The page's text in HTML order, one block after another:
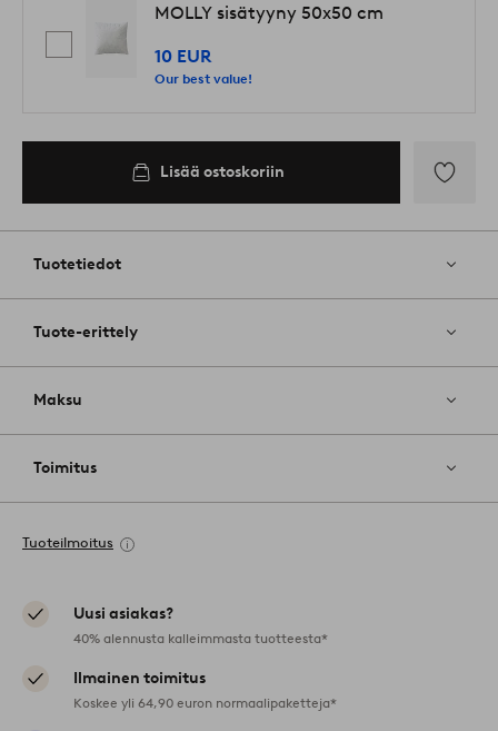
MOLLY sisätyyny 50x50 cm
10 EUR
Our best value!
Lisää ostoskoriin
Tuotetiedot
Tuote-erittely
Maksu
Toimitus
Tuoteilmoitus
Uusi asiakas?
40% alennusta kalleimmasta tuotteesta*
Ilmainen toimitus
Koskee yli 64,90 euron normaalipaketteja*